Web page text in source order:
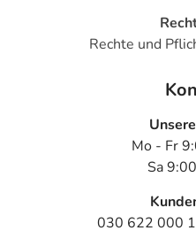
Rechte und
Mo - Fr
Sa
030 622 000